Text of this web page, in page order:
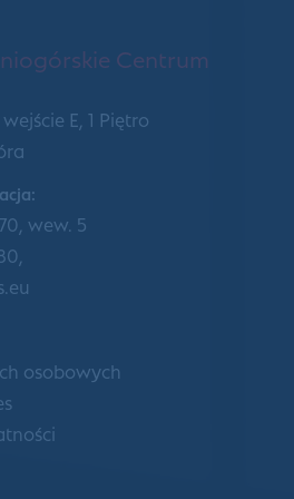
Centrum
E, 1 Piętro
wew. 5
osobowych